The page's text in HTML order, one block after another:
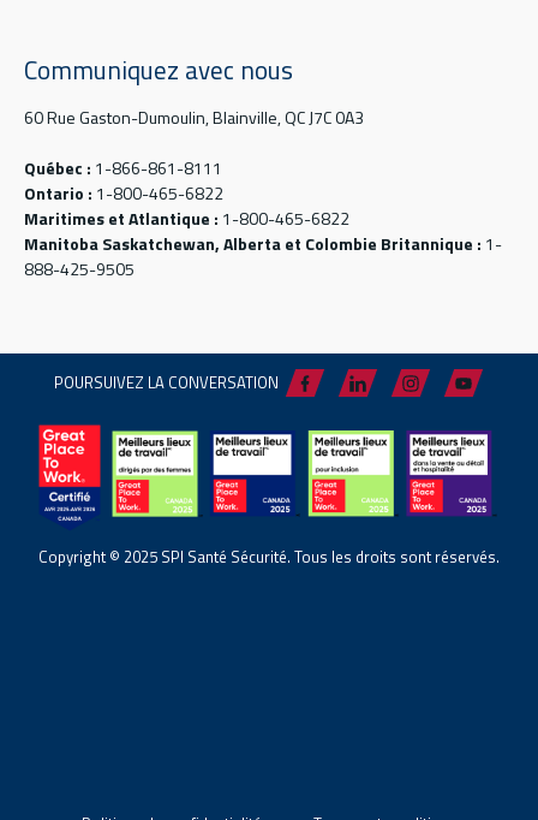
Communiquez avec nous
60 Rue Gaston-Dumoulin, Blainville, QC J7C 0A3
Québec : 1-866-861-8111
Ontario : 1-800-465-6822
Maritimes et Atlantique : 1-800-465-6822
Manitoba Saskatchewan, Alberta et Colombie Britannique : 1-
888-425-9505
POURSUIVEZ LA CONVERSATION
Copyright © 2025 SPI Santé Sécurité. Tous les droits sont réservés.